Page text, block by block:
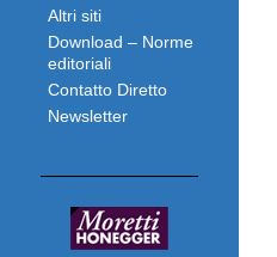
Altri siti
Download – Norme
editoriali
Contatto Diretto
Newsletter